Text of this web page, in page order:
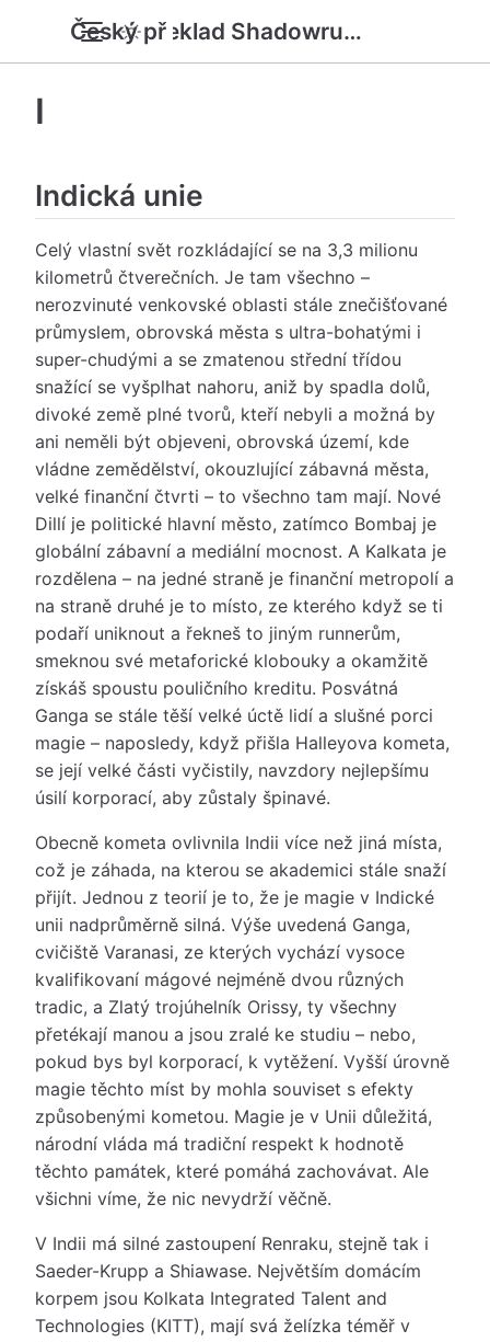
Český překlad Shadowrun 6e SRD
I
Indická unie
Celý vlastní svět rozkládající se na 3,3 milionu
kilometrů čtverečních. Je tam všechno –
nerozvinuté venkovské oblasti stále znečišťované
průmyslem, obrovská města s ultra-bohatými i
super-chudými a se zmatenou střední třídou
snažící se vyšplhat nahoru, aniž by spadla dolů,
divoké země plné tvorů, kteří nebyli a možná by
ani neměli být objeveni, obrovská území, kde
vládne zemědělství, okouzlující zábavná města,
velké finanční čtvrti – to všechno tam mají. Nové
Dillí je politické hlavní město, zatímco Bombaj je
globální zábavní a mediální mocnost. A Kalkata je
rozdělena – na jedné straně je finanční metropolí a
na straně druhé je to místo, ze kterého když se ti
podaří uniknout a řekneš to jiným runnerům,
smeknou své metaforické klobouky a okamžitě
získáš spoustu pouličního kreditu. Posvátná
Ganga se stále těší velké úctě lidí a slušné porci
magie – naposledy, když přišla Halleyova kometa,
se její velké části vyčistily, navzdory nejlepšímu
úsilí korporací, aby zůstaly špinavé.
Obecně kometa ovlivnila Indii více než jiná místa,
což je záhada, na kterou se akademici stále snaží
přijít. Jednou z teorií je to, že je magie v Indické
unii nadprůměrně silná. Výše uvedená Ganga,
cvičiště Varanasi, ze kterých vychází vysoce
kvalifikovaní mágové nejméně dvou různých
tradic, a Zlatý trojúhelník Orissy, ty všechny
přetékají manou a jsou zralé ke studiu – nebo,
pokud bys byl korporací, k vytěžení. Vyšší úrovně
magie těchto míst by mohla souviset s efekty
způsobenými kometou. Magie je v Unii důležitá,
národní vláda má tradiční respekt k hodnotě
těchto památek, které pomáhá zachovávat. Ale
všichni víme, že nic nevydrží věčně.
V Indii má silné zastoupení Renraku, stejně tak i
Saeder-Krupp a Shiawase. Největším domácím
korpem jsou Kolkata Integrated Talent and
Technologies (KITT), mají svá želízka téměř v